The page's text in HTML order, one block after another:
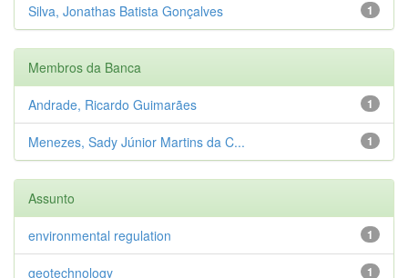
1
Silva, Jonathas Batista Gonçalves
Membros da Banca
1
Andrade, Ricardo Guimarães
1
Menezes, Sady Júnior Martins da C...
Assunto
1
environmental regulation
1
geotechnology